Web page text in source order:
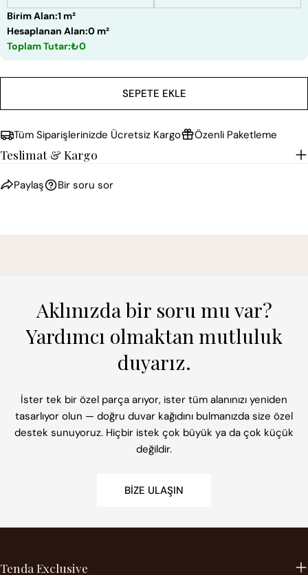
Birim Alan:1 m²
Hesaplanan Alan:0 m²
Toplam Tutar:₺0
SEPETE EKLE
Tüm Siparişlerinizde Ücretsiz Kargo Özenli Paketleme
Teslimat & Kargo
Paylaş Bir soru sor
Aklınızda bir soru mu var?
Yardımcı olmaktan mutluluk
duyarız.
İster tek bir özel parça arıyor, ister tüm alanınızı yeniden
tasarlıyor olun — doğru duvar kağıdını bulmanızda size özel
destek sunuyoruz. Hiçbir istek çok büyük ya da çok küçük
değildir.
BIZE ULAŞIN
Tenda Exclusive